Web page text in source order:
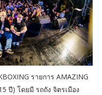
รายการ AMAZING
ปี) โดยมี รถถัง จิตรเมือง